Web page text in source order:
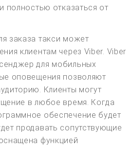
полностью отказаться от
заказа такси может
клиентам через Viber. Viber
для мобильных
оповещения позволяют
Клиенты могут
в любое время. Когда
обеспечение будет
продавать сопутствующие
функцией